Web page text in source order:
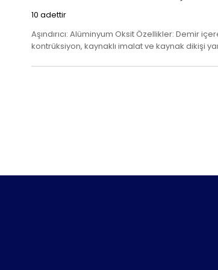
10 adettir
Aşındırıcı: Alüminyum Oksit Özellikler: Demir
kontrüksiyon, kaynaklı imalat ve kaynak dikişi